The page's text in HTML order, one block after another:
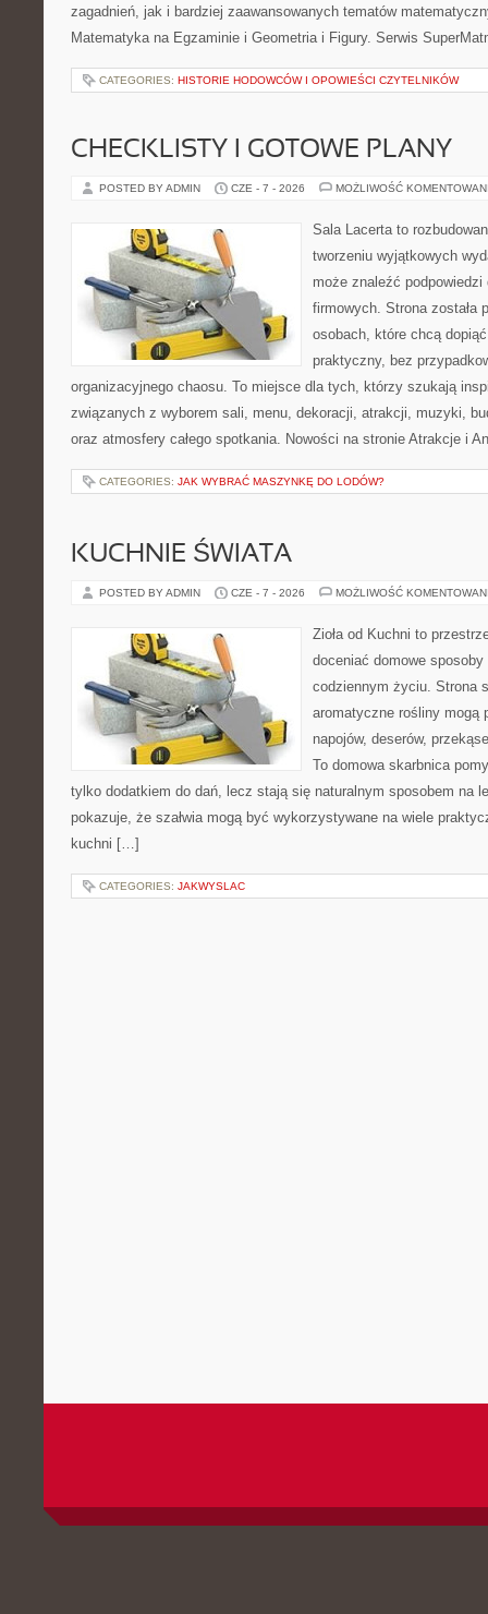
zagadnień, jak i bardziej zaawansowanych tematów
Matematyka na Egzaminie i Geometria i Figury. Serwis
CATEGORIES: HISTORIE HODOWCÓW I OPOWIEŚCI CZYTELNIKÓW
CHECKLISTY I GOTOWE PLANY
POSTED BY ADMIN CZE - 7 - 2026 MOŻLIWOŚĆ
Sala Lacerta to
tworzeniu wyjątkowych
może znaleźć
firmowych. Strona została
osobach, które chcą
praktyczny, bez
organizacyjnego chaosu. To miejsce dla tych, którzy szukają
związanych z wyborem sali, menu, dekoracji, atrakcji, muzyki,
oraz atmosfery całego spotkania. Nowości na stronie Atrakcje i
CATEGORIES: JAK WYBRAĆ MASZYNKĘ DO LODÓW?
KUCHNIE ŚWIATA
POSTED BY ADMIN CZE - 7 - 2026 MOŻLIWOŚĆ
Zioła od Kuchni to
doceniać domowe
codziennym życiu. Strona
aromatyczne rośliny mogą
napojów, deserów,
To domowa skarbnica
tylko dodatkiem do dań, lecz stają się naturalnym sposobem na
pokazuje, że szałwia mogą być wykorzystywane na wiele
kuchni […]
CATEGORIES: JAKWYSLAC